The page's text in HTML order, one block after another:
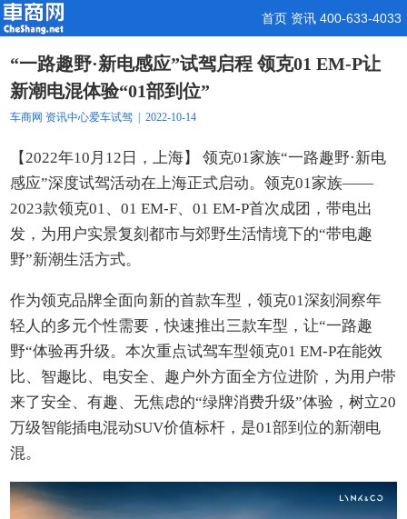
首页 资讯 400-633-4033
“一路趣野·新电感应”试驾启程 领克01 EM-P让
新潮电混体验“01部到位”
车商网 资讯中心爱车试驾 | 2022-10-14
【2022年10月12日，上海】 领克01家族“一路趣野·新电
感应”深度试驾活动在上海正式启动。领克01家族——
2023款领克01、01 EM-F、01 EM-P首次成团，带电出
发，为用户实景复刻都市与郊野生活情境下的“带电趣
野”新潮生活方式。
作为领克品牌全面向新的首款车型，领克01深刻洞察年
轻人的多元个性需要，快速推出三款车型，让“一路趣
野“体验再升级。本次重点试驾车型领克01 EM-P在能效
比、智趣比、电安全、趣户外方面全方位进阶，为用户带
来了安全、有趣、无焦虑的“绿牌消费升级”体验，树立20
万级智能插电混动SUV价值标杆，是01部到位的新潮电
混。